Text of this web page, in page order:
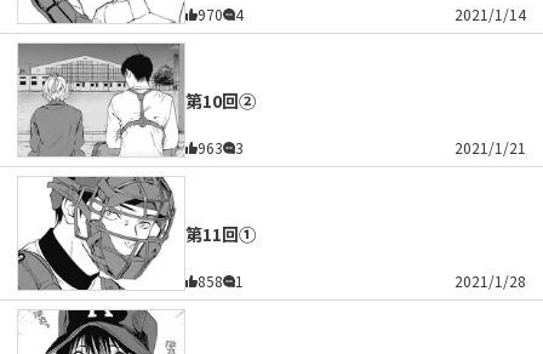
970 4 2021/1/14
第10回②
963 3 2021/1/21
第11回①
858 1 2021/1/28